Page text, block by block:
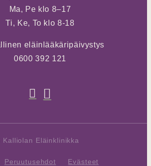
Ma, Pe klo 8–17
Ti, Ke, To klo 8-18
eläinlääkäripäivystys
0600 392 121
Kalliolan Eläinklinikka
Peruutusehdot Evästeet